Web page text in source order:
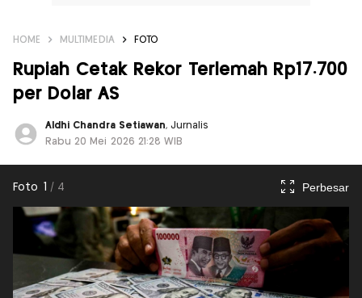
HOME MULTIMEDIA FOTO
Rupiah Cetak Rekor Terlemah Rp17.700
per Dolar AS
Aldhi Chandra Setiawan, Jurnalis
Rabu 20 Mei 2026 21:28 WIB
Foto 1 / 4 Perbesar